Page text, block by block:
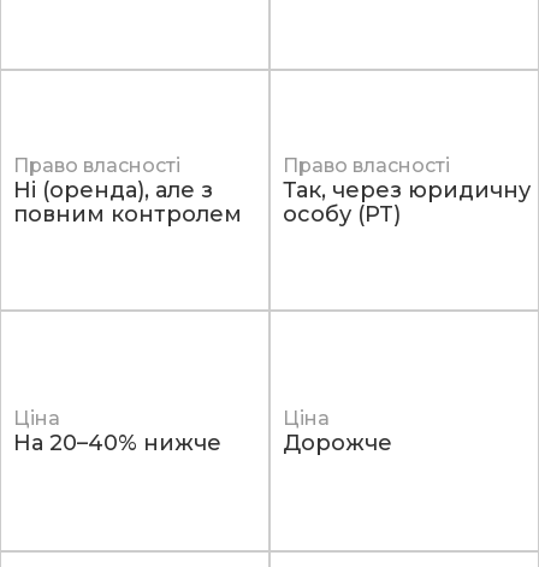
Право власності
Ні (оренда), але з
повним контролем
Право власності
Так, через юридичну
особу (PT)
Ціна
На 20–40% нижче
Ціна
Дорожче